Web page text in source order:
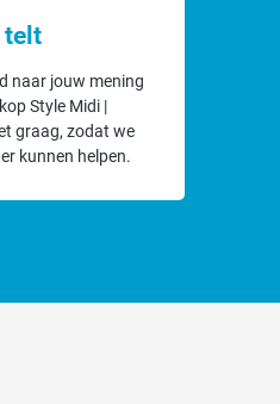
telt
naar jouw mening
Style Midi |
graag, zodat we
kunnen helpen.